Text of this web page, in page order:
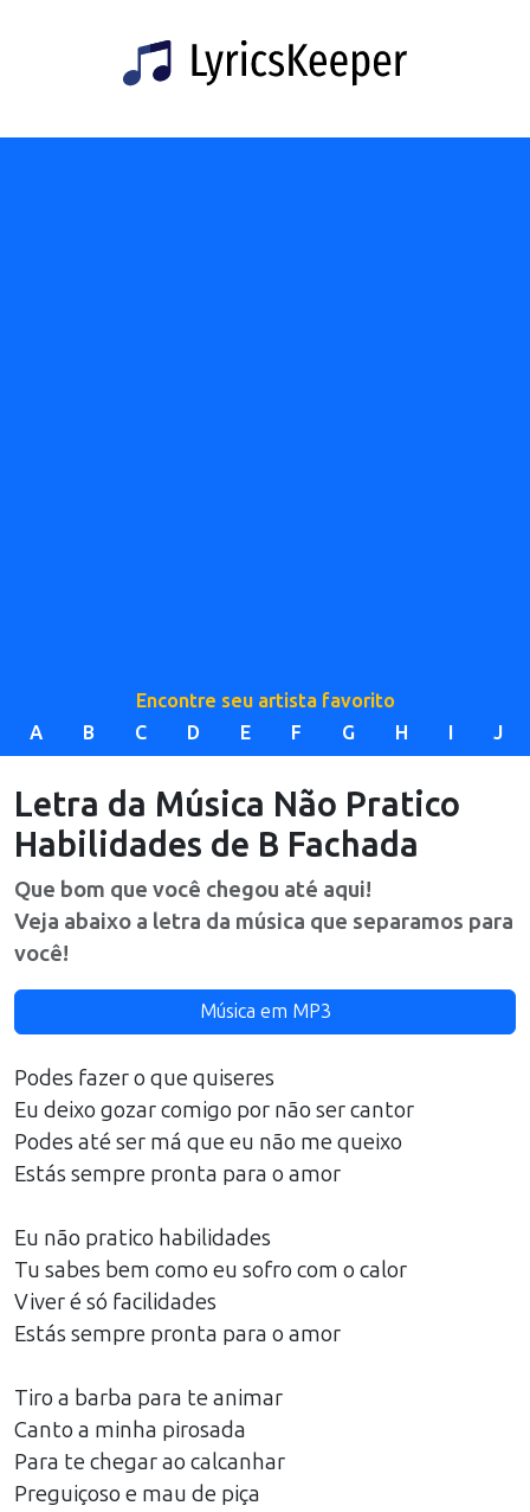
Encontre seu artista favorito
A
B C D E F G H I J
Letra da Música Não Pratico
Habilidades de B Fachada
Que bom que você chegou até aqui!
Veja abaixo a letra da música que separamos para
você!
Música em MP3
Podes fazer o que quiseres
Eu deixo gozar comigo por não ser cantor
Podes até ser má que eu não me queixo
Estás sempre pronta para o amor
Eu não pratico habilidades
Tu sabes bem como eu sofro com o calor
Viver é só facilidades
Estás sempre pronta para o amor
Tiro a barba para te animar
Canto a minha pirosada
Para te chegar ao calcanhar
Preguiçoso e mau de piça